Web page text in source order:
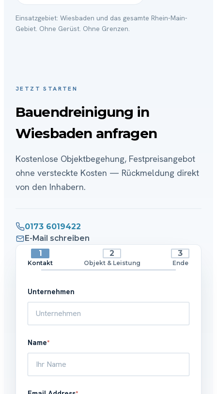
Einsatzgebiet: Wiesbaden und das gesamte Rhein-Main-
Gebiet. Ohne Gerüst. Ohne Grenzen.
JETZT STARTEN
Bauendreinigung in
Wiesbaden anfragen
Kostenlose Objektbegehung, Festpreisangebot
ohne versteckte Kosten — Rückmeldung direkt
von den Inhabern.
0173 6019422
E-Mail schreiben
Kontakt Objekt & Leistung Ende
Unternehmen
Name*